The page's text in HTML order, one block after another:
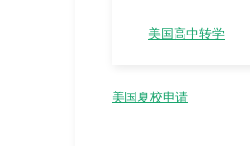
美国高中转学
美国夏校申请